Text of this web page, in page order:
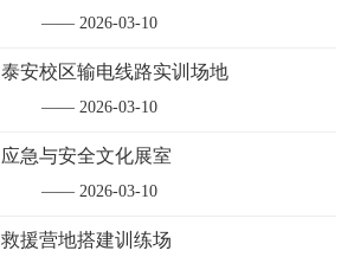
—— 2026-03-10
泰安校区输电线路实训场地
—— 2026-03-10
应急与安全文化展室
—— 2026-03-10
救援营地搭建训练场